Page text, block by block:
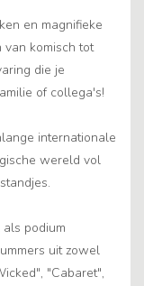
en magnifieke
van komisch tot
die je
of collega's!
internationale
wereld vol
podium
uit zowel
"Cabaret",